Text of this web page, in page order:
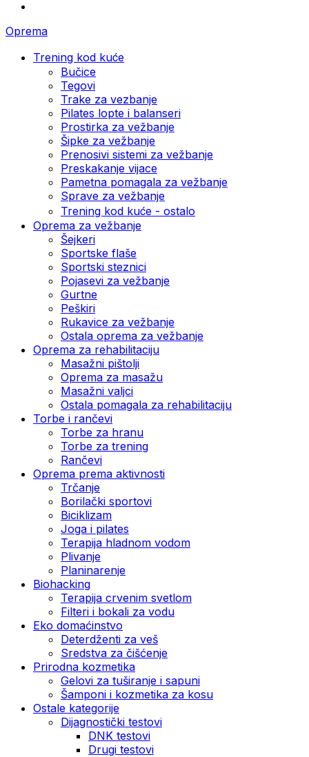
Oprema
Trening kod kuće
Bučice
Tegovi
Trake za vezbanje
Pilates lopte i balanseri
Prostirka za vežbanje
Šipke za vežbanje
Prenosivi sistemi za vežbanje
Preskakanje vijace
Pametna pomagala za vežbanje
Sprave za vežbanje
Trening kod kuće - ostalo
Oprema za vežbanje
Šejkeri
Sportske flaše
Sportski steznici
Pojasevi za vežbanje
Gurtne
Peškiri
Rukavice za vežbanje
Ostala oprema za vežbanje
Oprema za rehabilitaciju
Masažni pištolji
Oprema za masažu
Masažni valjci
Ostala pomagala za rehabilitaciju
Torbe i rančevi
Torbe za hranu
Torbe za trening
Rančevi
Oprema prema aktivnosti
Trčanje
Borilački sportovi
Biciklizam
Joga i pilates
Terapija hladnom vodom
Plivanje
Planinarenje
Biohacking
Terapija crvenim svetlom
Filteri i bokali za vodu
Eko domaćinstvo
Deterdženti za veš
Sredstva za čišćenje
Prirodna kozmetika
Gelovi za tuširanje i sapuni
Šamponi i kozmetika za kosu
Ostale kategorije
Dijagnostički testovi
DNK testovi
Drugi testovi